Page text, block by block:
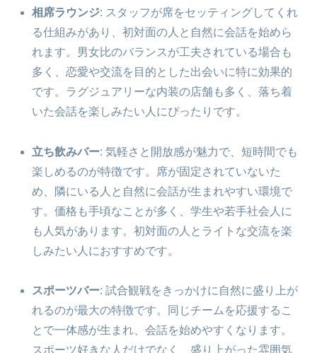
相席ラウンジ: スタッフが席をセッティングしてくれ
る仕組みがあり、初対面の人と自然に会話を始めら
れます。男女比のバランスが工夫されている場合も
多く、恋愛や交流を目的とした出会いに特に効果的
です。ラグジュアリーな内装の店舗も多く、落ち着
いた会話を楽しみたい人にぴったりです。
立ち飲みバー: 気軽さと開放感が魅力で、短時間でも
楽しめるのが特徴です。席が固定されていないた
め、隣にいる人と自然に会話が生まれやすい環境で
す。価格も手頃なことが多く、学生や若手社会人に
も人気があります。初対面の人とライトな交流を楽
しみたい人におすすめです。
スポーツバー: 試合観戦をきっかけに自然に盛り上が
れるのが最大の特徴です。同じチームを応援するこ
とで一体感が生まれ、会話を始めやすくなります。
スポーツ好きな人だけでなく、盛り上がった雰囲気